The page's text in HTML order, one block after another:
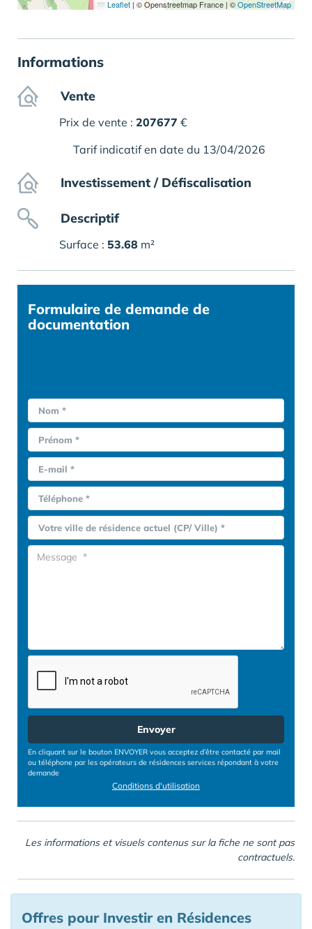
Leaflet | © Openstreetmap France | ©OpenStreetMap
Informations
Vente
Prix de vente : 207677 €
Tarif indicatif en date du 13/04/2026
Investissement / Défiscalisation
Descriptif
Surface : 53.68 m²
Formulaire de demande de
documentation
Nom *
Prénom *
E-mail *
Téléphone *
Votre ville de résidence actuel (CP/ Ville) *
Envoyer
En cliquant sur le bouton ENVOYER vous acceptez d’être contacté par mail
ou téléphone par les opérateurs de résidences services répondant à votre
demande
Conditions d'utilisation
Les informations et visuels contenus sur la fiche ne sont pas
contractuels.
Offres pour Investir en Résidences